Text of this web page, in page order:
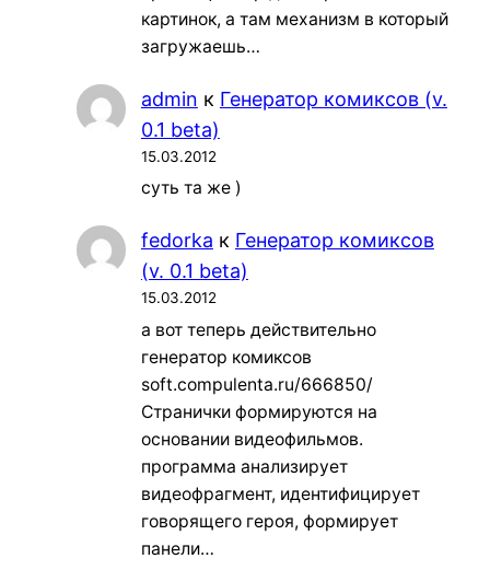
картинок, а там механизм в который
загружаешь…
admin к Генератор комиксов (v.
0.1 beta)
15.03.2012
суть та же )
fedorka к Генератор комиксов
(v. 0.1 beta)
15.03.2012
а вот теперь действительно
генератор комиксов
soft.compulenta.ru/666850/
Странички формируются на
основании видеофильмов.
программа анализирует
видеофрагмент, идентифицирует
говорящего героя, формирует
панели…